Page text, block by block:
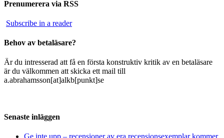
Prenumerera via RSS
Subscribe in a reader
Behov av betaläsare?
Är du intresserad att få en första konstruktiv kritik av en betaläsare
är du välkommen att skicka ett mail till
a.abrahamsson[at]alkb[punkt]se
Senaste inläggen
Ge inte upp – recensioner av era recensionsexemplar kommer